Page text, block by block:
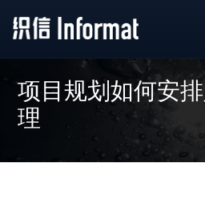
项目规划如何安
理